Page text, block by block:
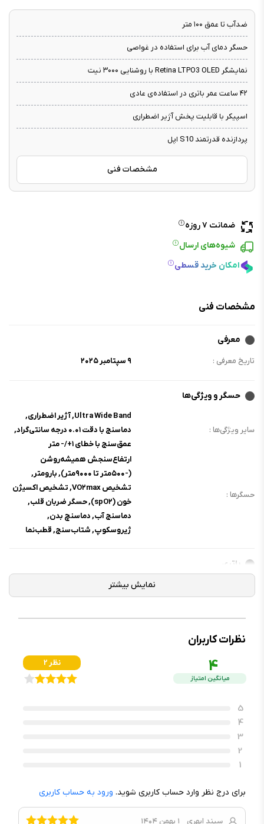
ضدآب تا عمق ۱۰۰ متر
حسگر دمای آب برای استفاده در غواصی
نمایشگر Retina LTPO3 OLED با روشنایی ۳۰۰۰ نیت
۴۲ ساعت عمر باتری در استفاده‌ی عادی
اسپیکر با قابلیت پخش آژیر اضطراری
پردازنده قدرتمند S10 اپل
مشخصات فنی
ضمانت ۷ روزه
شیوه‌های ارسال
امکان خرید قسطی
مشخصات فنی
معرفی
تاریخ معرفی : ۹ سپتامبر ۲۰۲۵
حسگر و ویژگی‌ها
سایر ویژگی‌ها :
Ultra Wide Band, آژیر اضطراری,
دماسنج با دقت ۰.۰۱ درجه سانتی‌گراد,
عمق‌سنج با خطای ۱+/- متر
حسگرها :
ارتفاع‌سنجش همیشه‌روشن
(-۵۰۰متر تا ۹۰۰۰متر), بارومتر,
تشخیص VO۲max, تشخیص اکسیژن
خون (spO۲), حسگر ضربان قلب,
دماسنج آب, دماسنچ بدن,
ژیروسکوپ, شتاب‌سنج, قطب‌نما
باتری
لیتیوم-یون
تا ۴۲ ساعت با استفاده‌ی عادی, تا ۷۲
توضیحات باتری :
مشخصات ظاهری و فیزیکی
نوع کاربری :
مناسب برای :
رنگ بدنه :
تیتانیوم طبیعی
رنگ بند :
نظرات کاربران
4
میانگین امتیاز
2 نظر
5
4
3
2
1
برای درج نظر وارد حساب کاربری شوید. ورود به حساب کاربری
سپند ابهری
۱ بهمن ۱۴۰۴